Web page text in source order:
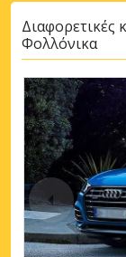
Διαφορετικές
Φολλόνικα